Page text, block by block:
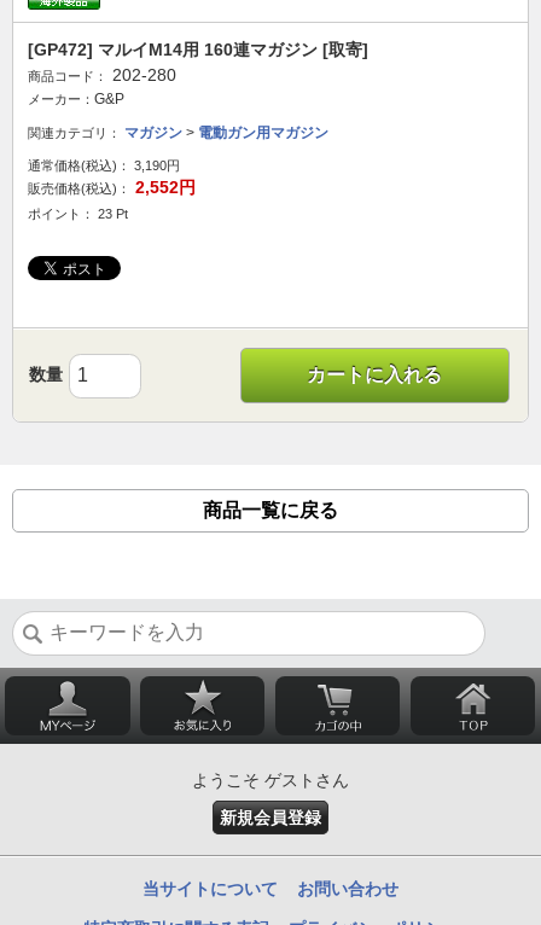
[GP472] マルイM14用 160連マガジン [取寄]
商品コード： 202-280
メーカー： G&P
関連カテゴリ： マガジン > 電動ガン用マガジン
通常価格(税込)：
3,190円
販売価格(税込)：
2,552円
ポイント： 23 Pt
数量 カートに入れる
商品一覧に戻る
ようこそ ゲストさん
新規会員登録
当サイトについて お問い合わせ